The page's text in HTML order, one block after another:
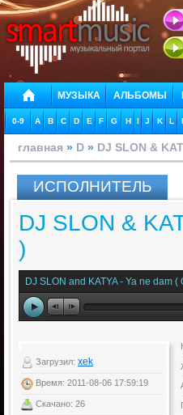
МУЗЫКА АЛЬБОМЫ
0-9 A B C D E F G H I J K L
главная » D » DJ SLON &
ИСПОЛНИТЕЛЬ
DJ SLON &
)
DJ SLON and KATYA - Ya ne dam
Загрузил: xek
Время: 2011-08-06 17:59:19
Скачано: 26